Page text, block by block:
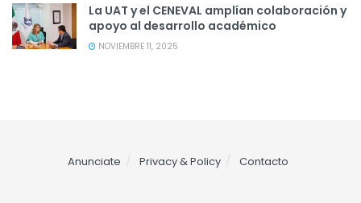
La UAT y el CENEVAL amplían colaboración y
apoyo al desarrollo académico
NOVIEMBRE 11, 2025
Anunciate Privacy & Policy Contacto